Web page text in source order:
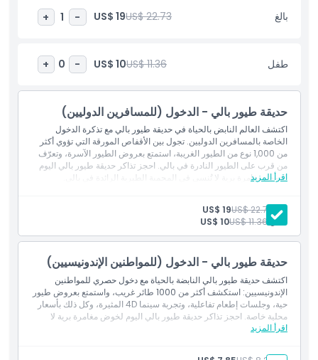
مما يجعلها رحلة يومية مثالية لعشاق الطبيعة والعائلات ومصوري الطبيعة.
احجز تذكرتك لحديقة طيور بالي مسبقًا لضمان الدخول، وتفادي الطوابير،
المتضمنات
سياسة الأطفال والبالغين
الاستثناءات
ساعات العمل
ما يجب معرفته
الموقع
بالغ US$ 22.73
US$ 19
-
1
+
طفل US$ 11.36
US$ 10
-
0
+
حديقة طيور بالي - الدخول (للمسافرين الدوليين)
اكتشف العالم النابض بالحياة في حديقة طيور بالي مع تذكرة الدخول
الخاصة بالمسافرين الدوليين. تجول بين الأقفاص المورقة التي تؤوي أكثر
من 1,000 نوع من الطيور الغريبة، استمتع بعروض الطيور الآسرة، وتعرّف
من قرب على الطيور النادرة في بالي. احجز تذاكر حديقة طيور بالي اليوم
لخوض مغامرة برية لا تُنسى في المحمية الطيرية الرائدة في بالي.
اقرأ المزيد
استمتع بعروض الطيور الحية الآسرة
شارك في جلسات إطعام تفاعلية
استمتع بتجربة سينما 4D
التقط لحظات تليق بإنستغرام في ركن جيو-جيو
صالحة للمسافرين الدوليين
بالغ: US$ 22.73
US$ 19
طفل: US$ 11.36
US$ 10
حديقة طيور بالي - الدخول (للمواطنين الإندونيسيين)
اكتشف حديقة طيور بالي النابضة بالحياة مع دخول حصري للمواطنين
الإندونيسيين: استكشف أكثر من 1000 طائر غريب، واستمتع بعروض طيور
حية، وجلسات إطعام تفاعلية، وتجربة سينما 4D المثيرة، وكل ذلك بأسعار
محلية خاصة. احجز تذاكر حديقة طيور بالي اليوم لخوض مغامرة برية لا
تُنسى.
اقرأ المزيد
استمتع بعروض طيور حية آسرة